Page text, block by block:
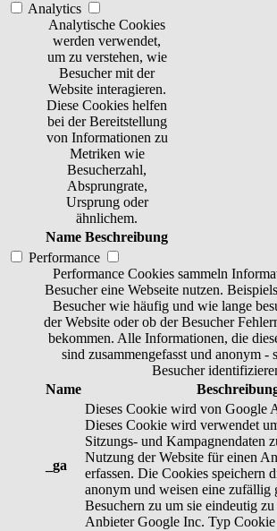
Analytics
Analytische Cookies
werden verwendet,
um zu verstehen, wie
Besucher mit der
Website interagieren.
Diese Cookies helfen
bei der Bereitstellung
von Informationen zu
Metriken wie
Besucherzahl,
Absprungrate,
Ursprung oder
ähnlichem.
Name Beschreibung
Performance
Performance Cookies sammeln
Besucher eine Webseite nutzen.
Besucher wie häufig und wie lange
der Website oder ob der Besucher
bekommen. Alle Informationen, die
sind zusammengefasst und anonym -
Besucher
Name
_ga
Dieses Cookie wird von Google
Dieses Cookie wird verwendet
Sitzungs- und Kampagnendaten
Nutzung der Website für einen
erfassen. Die Cookies speichern
anonym und weisen eine zufällig
Besuchern zu um sie eindeutig
Anbieter Google Inc. Typ Cookie